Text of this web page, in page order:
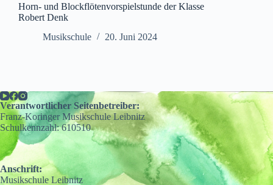
Horn- und Blockflötenvorspielstunde der Klasse
Robert Denk
Musikschule
20. Juni 2024
Verantwortlicher Seitenbetreiber:
Franz-Koringer Musikschule Leibnitz
Schulkennzahl: 610510
Anschrift:
Musikschule Leibnitz